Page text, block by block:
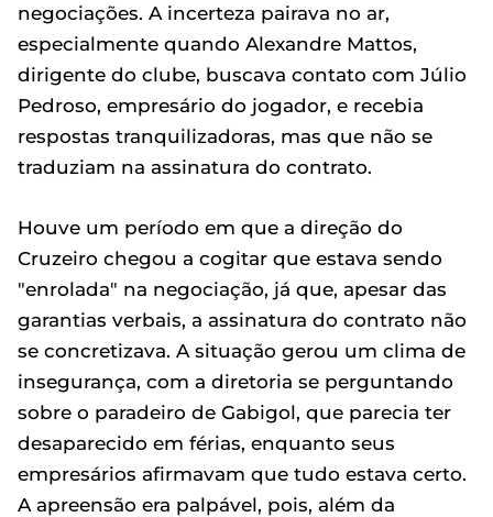
negociações. A incerteza pairava no ar,
especialmente quando Alexandre Mattos,
dirigente do clube, buscava contato com Júlio
Pedroso, empresário do jogador, e recebia
respostas tranquilizadoras, mas que não se
traduziam na assinatura do contrato.
Houve um período em que a direção do
Cruzeiro chegou a cogitar que estava sendo
"enrolada" na negociação, já que, apesar das
garantias verbais, a assinatura do contrato não
se concretizava. A situação gerou um clima de
insegurança, com a diretoria se perguntando
sobre o paradeiro de Gabigol, que parecia ter
desaparecido em férias, enquanto seus
empresários afirmavam que tudo estava certo.
A apreensão era palpável, pois, além da